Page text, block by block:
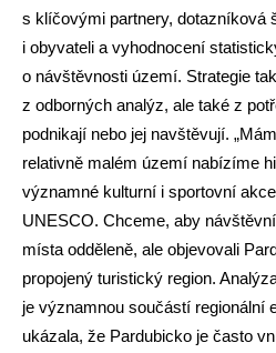
s klíčovými partnery, dotazníková
i obyvateli a vyhodnocení
o návštěvnosti území. Strategie
z odborných analýz, ale také z
podnikají nebo jej navštěvují.
relativně malém území nabízíme
významné kulturní i sportovní
UNESCO. Chceme, aby
místa odděleně, ale objevovali
propojený turistický region.
je významnou součástí regionální
ukázala, že Pardubicko je často